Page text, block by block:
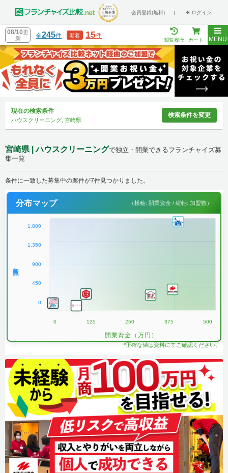
会員登録(無料) | ログイン
08/10更
新
全245件 新着 15件
閲覧履歴 カート MENU
現在の検索条件
ハウスクリーニング, 宮崎県
検索条件を変更
宮崎県 | ハウスクリーニングで独立・開業できるフランチャイズ募
集一覧
条件に一致した募集中の案件が7件見つかりました。
分布マップ （横軸: 開業資金 / 縦軸: 加盟数）
1,800
1,350
900
450
0
0 125 250 375 500
開業資金（万円）
*正確な値は資料にてご確認ください。